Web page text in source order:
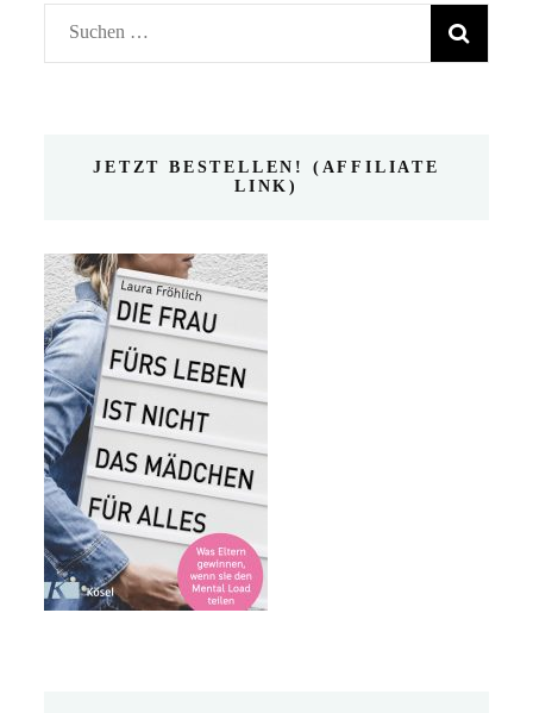
Suchen
nach:
JETZT BESTELLEN! (AFFILIATE
LINK)